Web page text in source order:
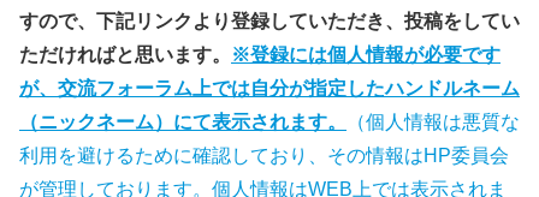
すので、下記リンクより登録していただき、投稿をしてい
ただければと思います。
※登録には個人情報が必要です
が、交流フォーラム上では自分が指定したハンドルネーム
（ニックネーム）にて表示されます。
（個人情報は悪質な
利用を避けるために確認しており、その情報はHP委員会
が管理しております。個人情報はWEB上では表示されま